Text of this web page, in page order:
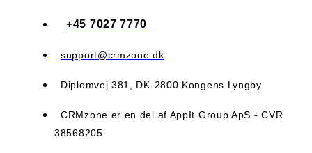
+45 7027 7770
support@crmzone.dk
Diplomvej 381, DK-2800 Kongens Lyngby
CRMzone er en del af AppIt Group ApS - CVR
38568205